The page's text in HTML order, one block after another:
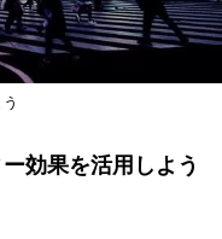
効果を活用しよう